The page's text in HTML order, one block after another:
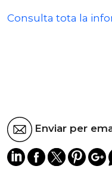
Consulta tota la
Enviar per